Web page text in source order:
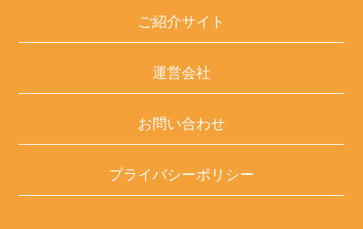
ご紹介サイト
運営会社
お問い合わせ
プライバシーポリシー